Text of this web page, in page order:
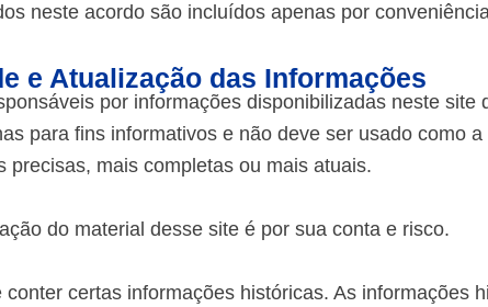
neste acordo são incluídos apenas por
e Atualização das Informações
por informações disponibilizadas neste
para fins informativos e não deve ser usado como
precisas, mais completas ou mais atuais.
do material desse site é por sua conta e risco.
conter certas informações históricas. As informações